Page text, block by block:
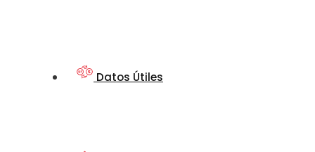
Datos Útiles